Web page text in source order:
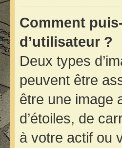
Comment
d’utilisateur ?
Deux types
peuvent être
être une image
d’étoiles, de
à votre actif ou